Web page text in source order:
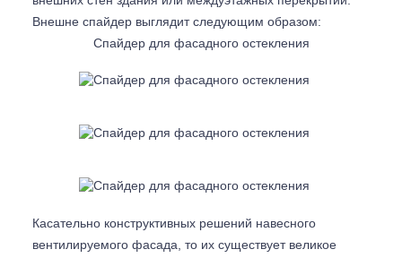
Внешне спайдер выглядит следующим образом:
Спайдер для фасадного остекления
Касательно конструктивных решений навесного
вентилируемого фасада, то их существует великое